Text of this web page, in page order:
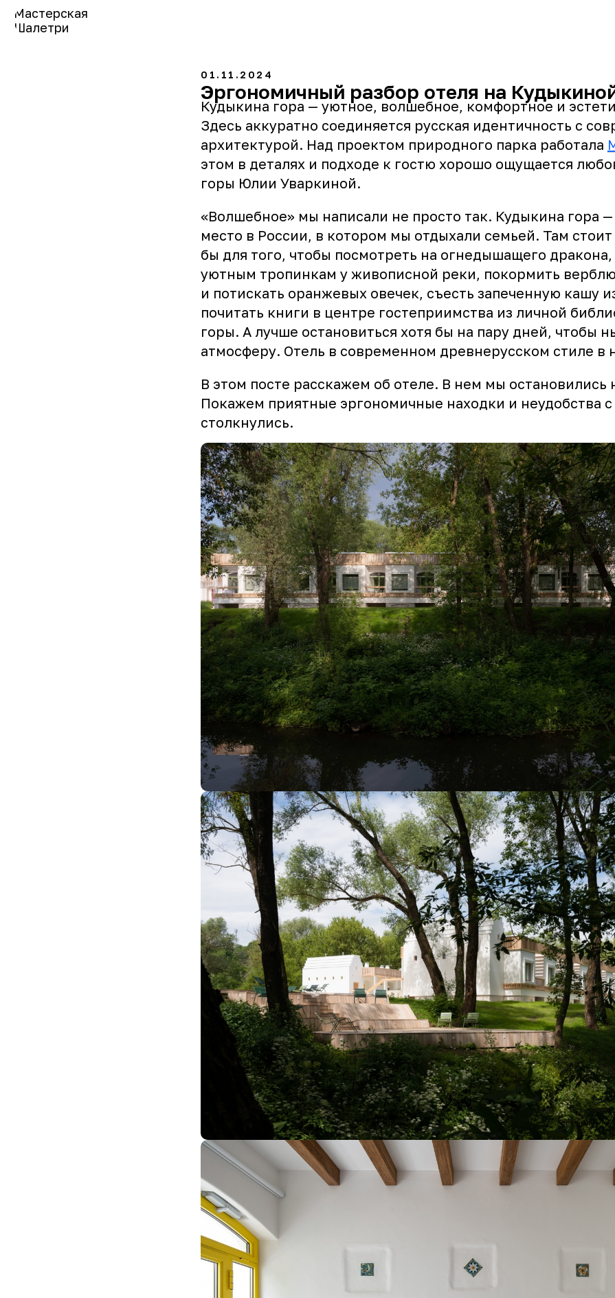
Мастерская
Шалетри
01.11.2024
Эргономичный разбор отеля на
Кудыкина гора — уютное, волшебное, комфортное и
Здесь аккуратно соединяется русская идентичность с
архитектурой. Над проектом природного парка работала
этом в деталях и подходе к гостю хорошо ощущается
горы Юлии Уваркиной.
«Волшебное» мы написали не просто так. Кудыкина гора
место в России, в котором мы отдыхали семьей. Там стоит
бы для того, чтобы посмотреть на огнедышащего дракона,
уютным тропинкам у живописной реки, покормить
и потискать оранжевых овечек, съесть запеченную кашу
почитать книги в центре гостеприимства из личной
горы. А лучше остановиться хотя бы на пару дней, чтобы
атмосферу. Отель в современном древнерусском стиле в
В этом посте расскажем об отеле. В нем мы остановились
Покажем приятные эргономичные находки и неудобства
столкнулись.